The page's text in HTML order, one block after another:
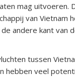
mag uitvoeren.
van Vietnam
andere kant van
tussen
hebben veel